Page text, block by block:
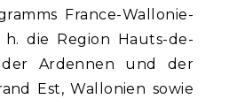
France-Wallonie-
die Region Hauts-de-
der Ardennen und der
Est, Wallonien sowie